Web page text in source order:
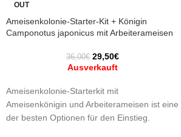
OUT
Ameisenkolonie-Starter-Kit + Königin
Camponotus japonicus mit Arbeiterameisen
36,00€ 29,50€
Ausverkauft
Ameisenkolonie-Starterkit mit
Ameisenkönigin und Arbeiterameisen ist eine
der besten Optionen für den Einstieg.